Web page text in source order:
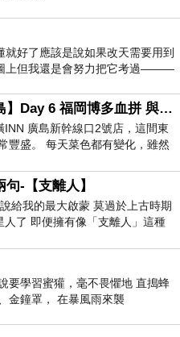
保！悄PO「中國雞湯文」：上天給挑戰
好了應該是說如果改天需要用到
上但我還是會努力把它考過———
【2026-6廣島】Day 6 福岡博多血拼 與機場接送少年司機深夜對談
INN 廣島新幹線口2號店，這間東
豐盛。 每天菜色都有變化，雖然
料理包加熱，但
-【支離人】
給我的最大啟蒙 莫過於上古時期
人了 即便擁有像「支離人」這種
門 也未必讀
要學習蜜獾，毫不畏懼地 直搗蜂
金鐘罩， 在暴風雨來襲